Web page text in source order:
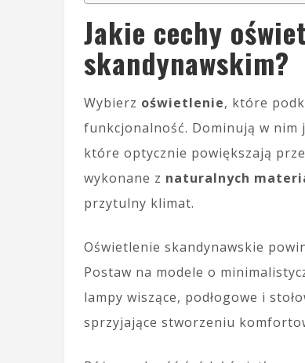
Jakie cechy
skandynawskim?
Wybierz oświetlenie, które
funkcjonalność. Dominują w
które optycznie powiększają
wykonane z naturalnych
przytulny klimat.
Oświetlenie skandynawskie
Postaw na modele o
lampy wiszące, podłogowe i
sprzyjające stworzeniu